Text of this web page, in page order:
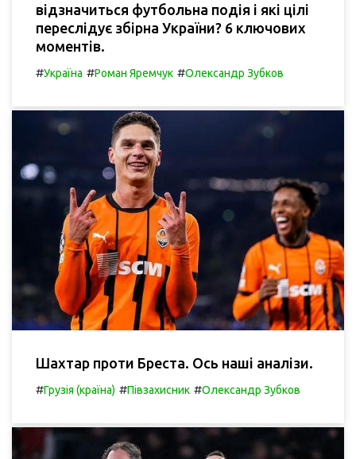
відзначиться футбольна подія і які цілі
переслідує збірна України? 6 ключових
моментів.
#Україна #Роман Яремчук #Олександр Зубков
Шахтар проти Бреста. Ось наші аналізи.
#Грузія (країна) #Півзахисник #Олександр Зубков